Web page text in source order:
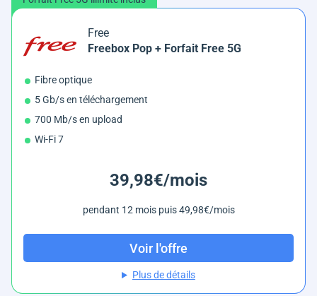
Free
Freebox Pop + Forfait Free 5G
Fibre optique
5 Gb/s en téléchargement
700 Mb/s en upload
Wi-Fi 7
39,98€/mois
pendant 12 mois puis 49,98€/mois
Voir l'offre
Plus de détails